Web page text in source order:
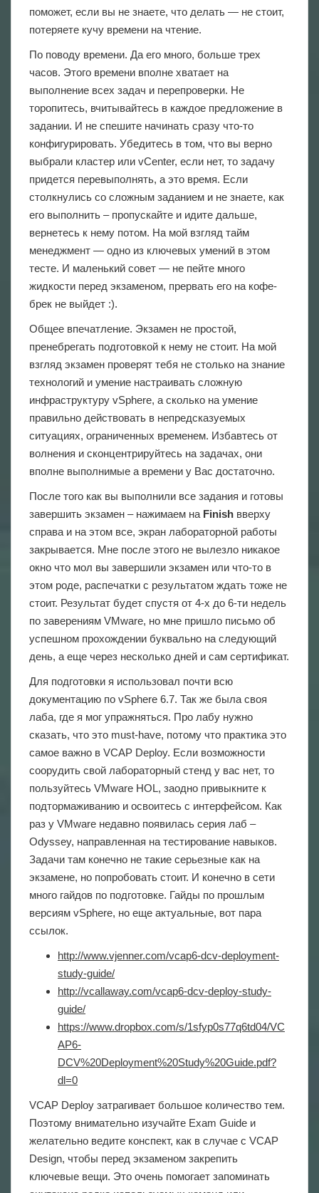
поможет, если вы не знаете, что делать — не стоит,
потеряете кучу времени на чтение.
По поводу времени. Да его много, больше трех
часов. Этого времени вполне хватает на
выполнение всех задач и перепроверки. Не
торопитесь, вчитывайтесь в каждое предложение в
задании. И не спешите начинать сразу что-то
конфигурировать. Убедитесь в том, что вы верно
выбрали кластер или vCenter, если нет, то задачу
придется перевыполнять, а это время. Если
столкнулись со сложным заданием и не знаете, как
его выполнить – пропускайте и идите дальше,
вернетесь к нему потом. На мой взгляд тайм
менеджмент — одно из ключевых умений в этом
тесте. И маленький совет — не пейте много
жидкости перед экзаменом, прервать его на кофе-
брек не выйдет :).
Общее впечатление. Экзамен не простой,
пренебрегать подготовкой к нему не стоит. На мой
взгляд экзамен проверят тебя не столько на знание
технологий и умение настраивать сложную
инфраструктуру vSphere, а сколько на умение
правильно действовать в непредсказуемых
ситуациях, ограниченных временем. Избавтесь от
волнения и сконцентрируйтесь на задачах, они
вполне выполнимые а времени у Вас достаточно.
После того как вы выполнили все задания и готовы
завершить экзамен – нажимаем на Finish вверху
справа и на этом все, экран лабораторной работы
закрывается. Мне после этого не вылезло никакое
окно что мол вы завершили экзамен или что-то в
этом роде, распечатки с результатом ждать тоже не
стоит. Результат будет спустя от 4-х до 6-ти недель
по заверениям VMware, но мне пришло письмо об
успешном прохождении буквально на следующий
день, а еще через несколько дней и сам сертификат.
Для подготовки я использовал почти всю
документацию по vSphere 6.7. Так же была своя
лаба, где я мог упражняться. Про лабу нужно
сказать, что это must-have, потому что практика это
самое важно в VCAP Deploy. Если возможности
соорудить свой лабораторный стенд у вас нет, то
пользуйтесь VMware HOL, заодно привыкните к
подтормаживанию и освоитесь с интерфейсом. Как
раз у VMware недавно появилась серия лаб –
Odyssey, направленная на тестирование навыков.
Задачи там конечно не такие серьезные как на
экзамене, но попробовать стоит. И конечно в сети
много гайдов по подготовке. Гайды по прошлым
версиям vSphere, но еще актуальные, вот пара
ссылок.
http://www.vjenner.com/vcap6-dcv-deployment-
study-guide/
http://vcallaway.com/vcap6-dcv-deploy-study-
guide/
https://www.dropbox.com/s/1sfyp0s77q6td04/VC
AP6-
DCV%20Deployment%20Study%20Guide.pdf?
dl=0
VCAP Deploy затрагивает большое количество тем.
Поэтому внимательно изучайте Exam Guide и
желательно ведите конспект, как в случае с VCAP
Design, чтобы перед экзаменом закрепить
ключевые вещи. Это очень помогает запоминать